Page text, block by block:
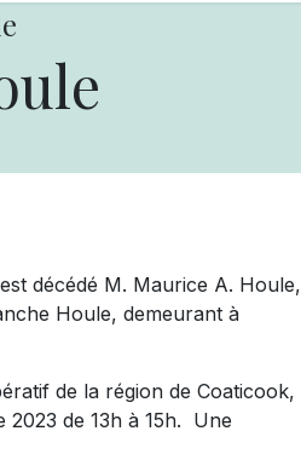
décédé M. Maurice A. Houle,
Houle, demeurant à
de la région de Coaticook,
2023 de 13h à 15h. Une